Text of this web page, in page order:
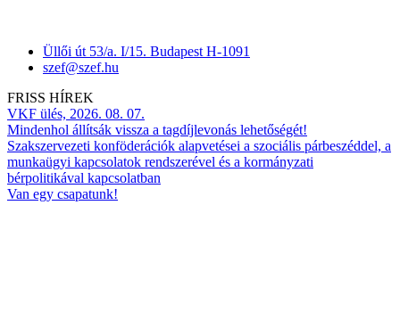
Üllői út 53/a. I/15. Budapest H-1091
szef@szef.hu
FRISS HÍREK
VKF ülés, 2026. 08. 07.
Mindenhol állítsák vissza a tagdíjlevonás lehetőségét!
Szakszervezeti konföderációk alapvetései a szociális párbeszéddel, a
munkaügyi kapcsolatok rendszerével és a kormányzati
bérpolitikával kapcsolatban
Van egy csapatunk!